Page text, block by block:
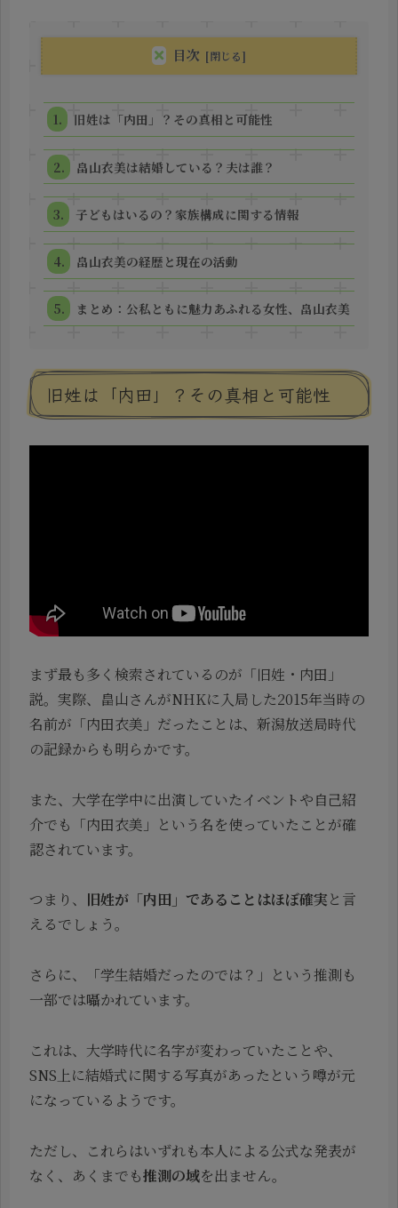
目次
旧姓は「内田」？その真相と可能性
畠山衣美は結婚している？夫は誰？
子どもはいるの？家族構成に関する情報
畠山衣美の経歴と現在の活動
まとめ：公私ともに魅力あふれる女性、畠山衣美
旧姓は「内田」？その真相と可能性
まず最も多く検索されているのが「旧姓・内田」
説。実際、畠山さんがNHKに入局した2015年当時の
名前が「内田衣美」だったことは、新潟放送局時代
の記録からも明らかです。
また、大学在学中に出演していたイベントや自己紹
介でも「内田衣美」という名を使っていたことが確
認されています。
つまり、 旧姓が「内田」であることはほぼ確実と言
えるでしょう。
さらに、「学生結婚だったのでは？」という推測も
一部では囁かれています。
これは、大学時代に名字が変わっていたことや、
SNS上に結婚式に関する写真があったという噂が元
になっているようです。
ただし、これらはいずれも本人による公式な発表が
なく、あくまでも推測の域を出ません。